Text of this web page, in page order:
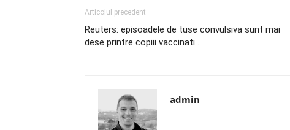
Articolul precedent
Reuters: episoadele de tuse convulsiva sunt mai
dese printre copiii vaccinati …
admin